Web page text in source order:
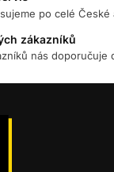
po celé České
zákazníků
nás doporučuje